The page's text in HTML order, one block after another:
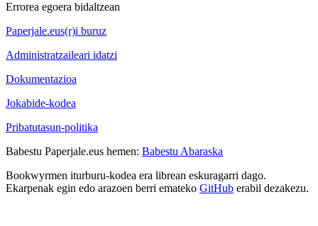
Errorea egoera bidaltzean
Paperjale.eus(r)i buruz
Administratzaileari idatzi
Dokumentazioa
Jokabide-kodea
Pribatutasun-politika
Babestu Paperjale.eus hemen: Babestu Abaraska
Bookwyrmen iturburu-kodea era librean eskuragarri dago.
Ekarpenak egin edo arazoen berri emateko GitHub erabil dezakezu.